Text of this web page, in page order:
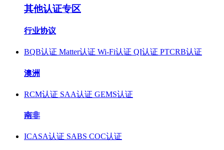
其他认证专区
行业协议
BQB认证 Matter认证 Wi-Fi认证 QI认证 PTCRB认证
澳洲
RCM认证 SAA认证 GEMS认证
南非
ICASA认证 SABS COC认证